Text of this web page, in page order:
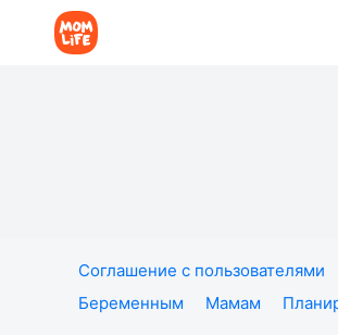
Соглашение с пользователями
Беременным
Мамам